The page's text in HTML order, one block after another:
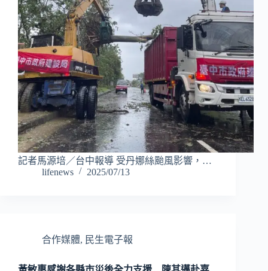
記者馬源培／台中報導 受丹娜絲颱風影響，…
lifenews
2025/07/13
合作媒體, 民生電子報